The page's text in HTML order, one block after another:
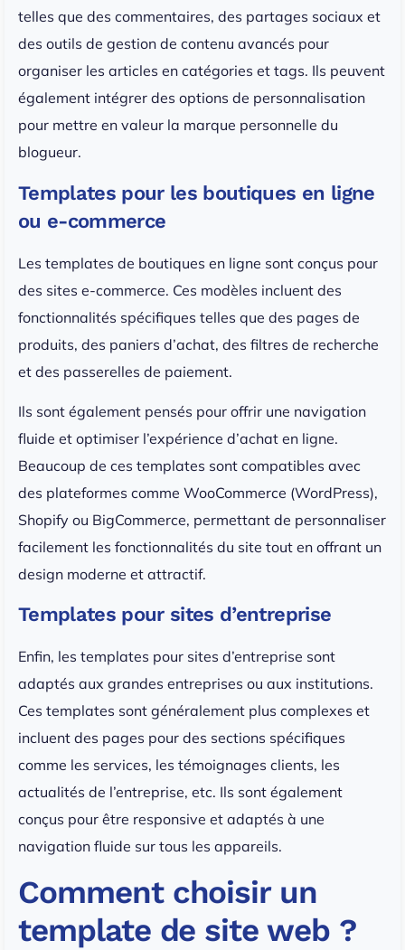
telles que des commentaires, des partages sociaux et
des outils de gestion de contenu avancés pour
organiser les articles en catégories et tags. Ils peuvent
également intégrer des options de personnalisation
pour mettre en valeur la marque personnelle du
blogueur.
Templates pour les boutiques en ligne
ou e-commerce
Les templates de boutiques en ligne sont conçus pour
des sites e-commerce. Ces modèles incluent des
fonctionnalités spécifiques telles que des pages de
produits, des paniers d’achat, des filtres de recherche
et des passerelles de paiement.
Ils sont également pensés pour offrir une navigation
fluide et optimiser l’expérience d’achat en ligne.
Beaucoup de ces templates sont compatibles avec
des plateformes comme WooCommerce (WordPress),
Shopify ou BigCommerce, permettant de personnaliser
facilement les fonctionnalités du site tout en offrant un
design moderne et attractif.
Templates pour sites d’entreprise
Enfin, les templates pour sites d’entreprise sont
adaptés aux grandes entreprises ou aux institutions.
Ces templates sont généralement plus complexes et
incluent des pages pour des sections spécifiques
comme les services, les témoignages clients, les
actualités de l’entreprise, etc. Ils sont également
conçus pour être responsive et adaptés à une
navigation fluide sur tous les appareils.
Comment choisir un
template de site web ?